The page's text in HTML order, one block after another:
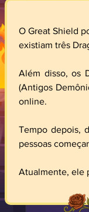
O Great Shield
existiam três
Além disso, os
(Antigos
online.
Tempo depois,
pessoas
Atualmente, ele